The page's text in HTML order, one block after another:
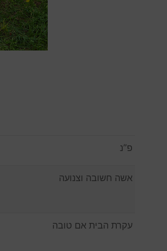
פ”נ
אשה חשובה וצנועה
עקרת הבית אם טובה